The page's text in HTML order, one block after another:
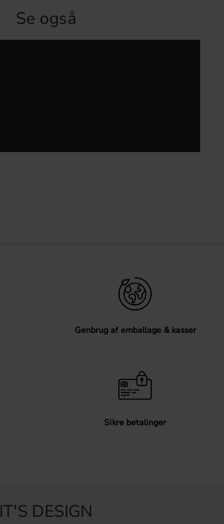
Se også
Genbrug af emballage & kasser
Sikre betalinger
IT'S DESIGN